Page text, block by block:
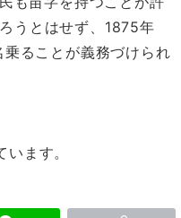
うとはせず、1875年
ることが義務づけられ
ます。